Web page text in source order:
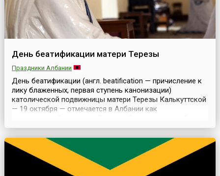
День беатификации матери Терезы
Праздники Албании
День беатификации (англ. beatification — причисление к
лику блаженных, первая ступень канонизации)
католической подвижницы матери Терезы Калькуттской
— 19 октября — отмечается в Албании как
считают ее самой выдающейся представительницей
своего народа. Имя матери Терезы носит
международный аэропорт Тираны и самая большая
больница албанской стол...